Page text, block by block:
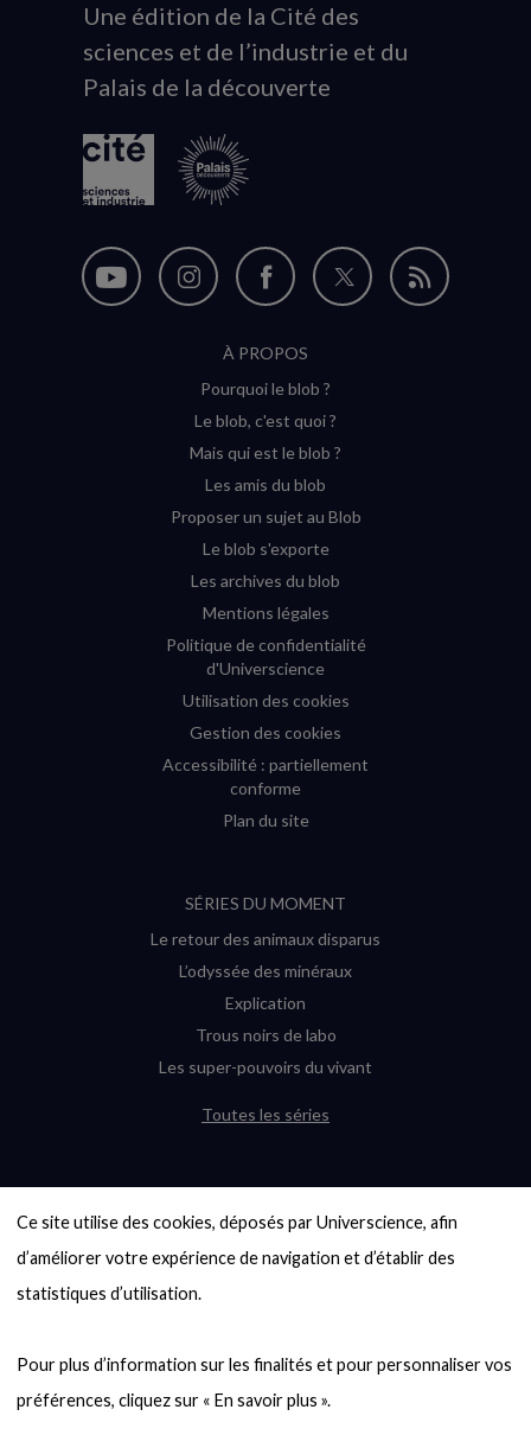
Ce site utilise des cookies, déposés par Universcience, afin
d’améliorer votre expérience de navigation et d’établir des
statistiques d’utilisation.
Pour plus d’information sur les finalités et pour personnaliser vos
Animation
du
logo
Une édition de la Cité des
sciences et de l’industrie et du
Palais de la découverte
Nous
Nous
Instagram
(nouvelle
Nous
sur
Facebook
(nouvelle
Nous
Flux
À PROPOS
Pourquoi le blob ?
Le blob, c'est quoi ?
Mais qui est le blob ?
Les amis du blob
Proposer un sujet au Blob
Le blob s'exporte
Les archives du blob
Mentions légales
Politique de confidentialité
d'Universcience
Utilisation des cookies
Gestion des cookies
Accessibilité : partiellement
conforme
Plan du site
SÉRIES DU MOMENT
Le retour des animaux disparus
L’odyssée des minéraux
Explication
Trous noirs de labo
Les super-pouvoirs du vivant
Toutes les séries
6000 exoplanètes, et pas de « Terre »
en vue ?
Quel avenir pour les cryptos ?
Entre mathématiques et politique : la
quête d’un vote équitable